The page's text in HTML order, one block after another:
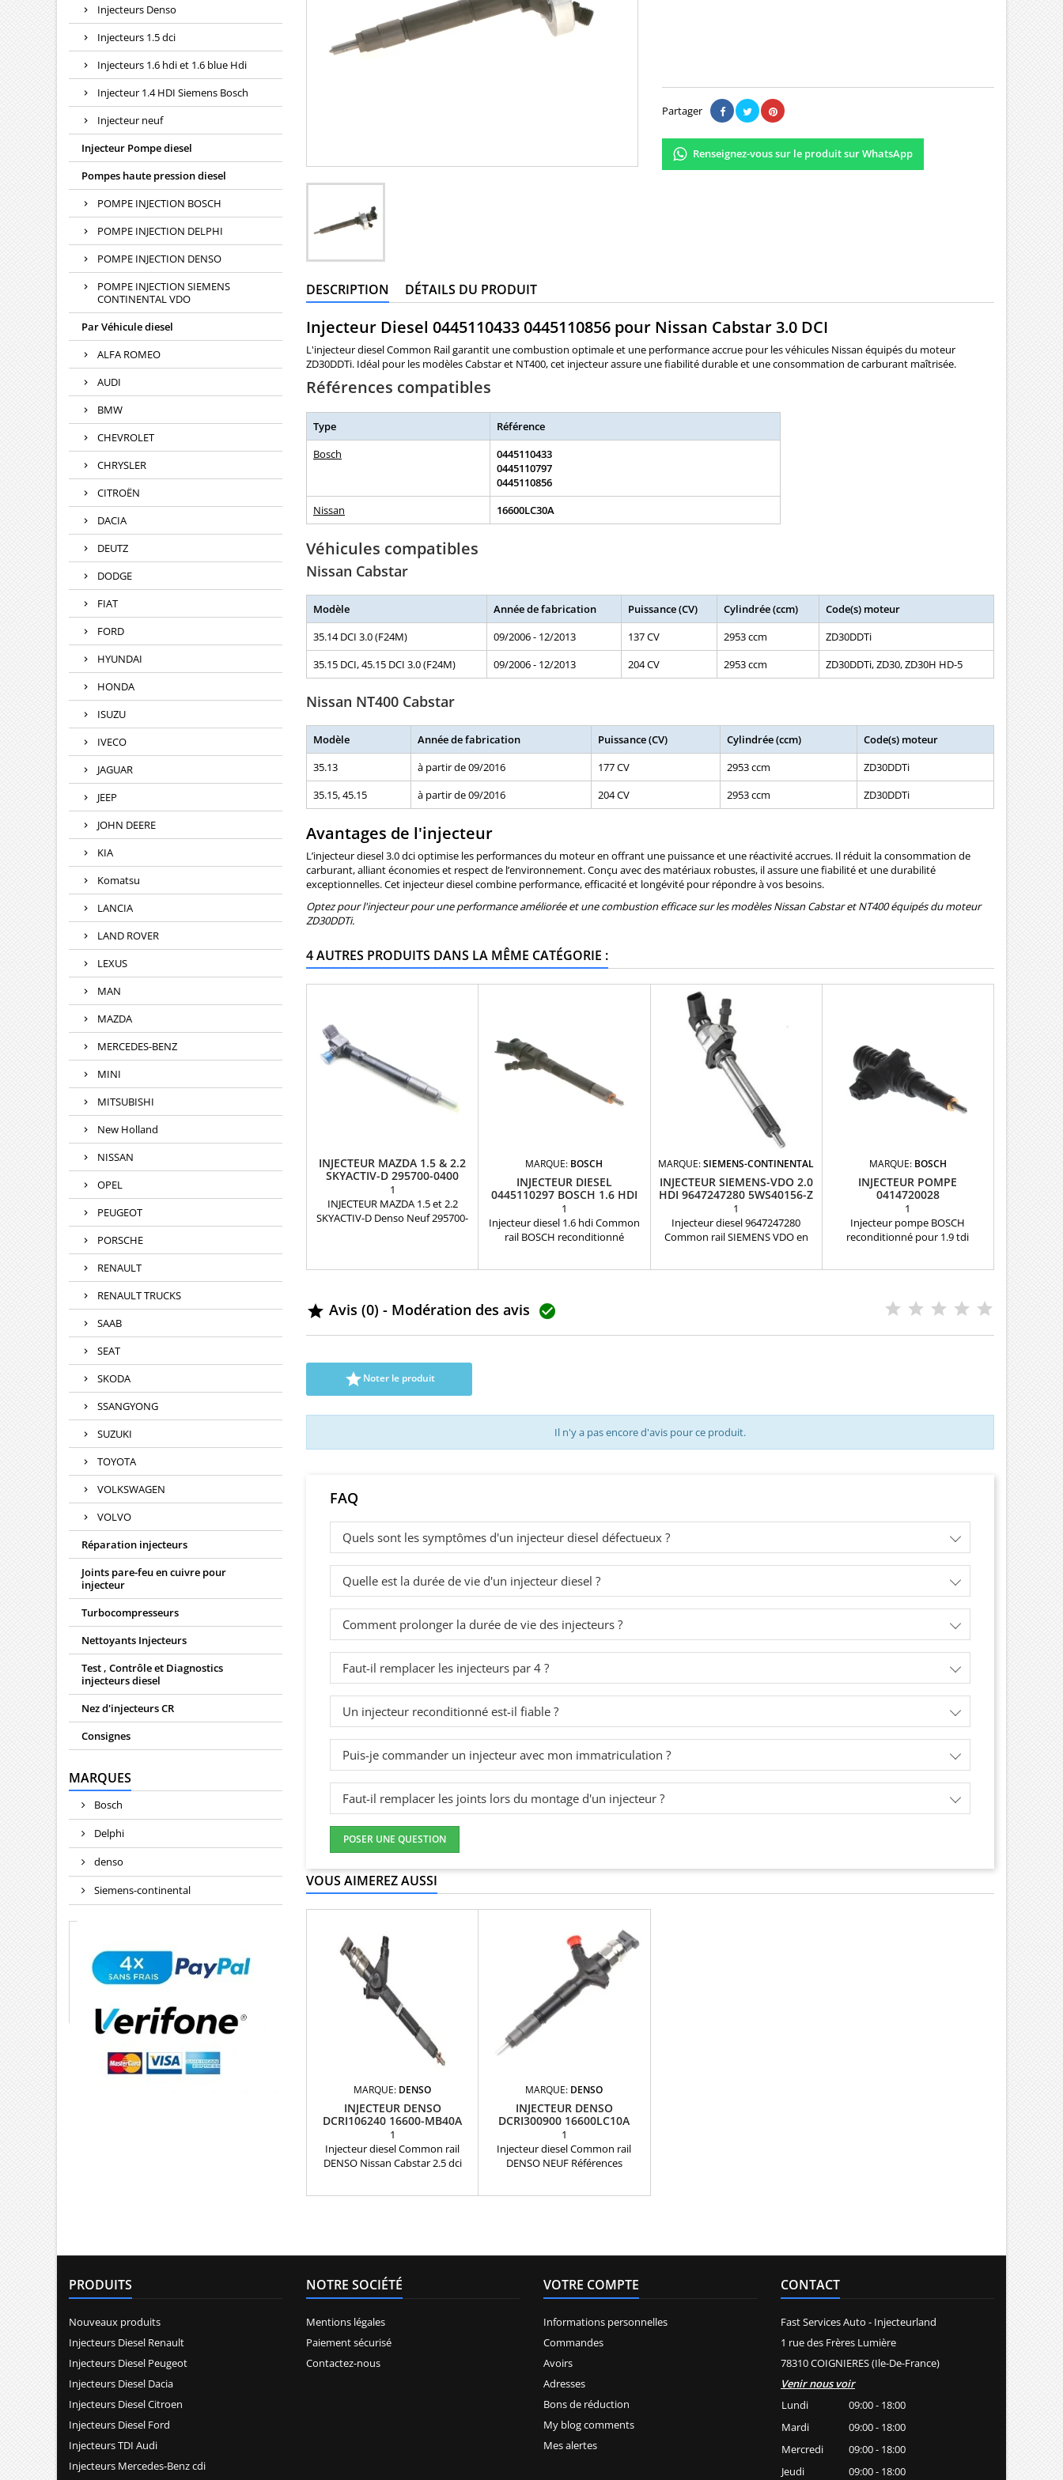
Injecteurs Denso
Injecteurs 1.5 dci
Injecteurs 1.6 hdi et 1.6 blue Hdi
Injecteur 1.4 HDI Siemens Bosch
Injecteur neuf
Injecteur Pompe diesel
Pompes haute pression diesel
POMPE INJECTION BOSCH
POMPE INJECTION DELPHI
POMPE INJECTION DENSO
POMPE INJECTION SIEMENS
CONTINENTAL VDO
Par Véhicule diesel
ALFA ROMEO
AUDI
BMW
CHEVROLET
CHRYSLER
CITROËN
DACIA
DEUTZ
DODGE
FIAT
FORD
HYUNDAI
HONDA
ISUZU
IVECO
JAGUAR
JEEP
JOHN DEERE
KIA
Komatsu
LANCIA
LAND ROVER
LEXUS
MAN
MAZDA
MERCEDES-BENZ
MINI
MITSUBISHI
New Holland
NISSAN
OPEL
PEUGEOT
PORSCHE
RENAULT
RENAULT TRUCKS
SAAB
SEAT
SKODA
SSANGYONG
SUZUKI
TOYOTA
VOLKSWAGEN
VOLVO
Réparation injecteurs
Joints pare-feu en cuivre pour
injecteur
Turbocompresseurs
Nettoyants Injecteurs
Test , Contrôle et Diagnostics
injecteurs diesel
Nez d'injecteurs CR
Consignes
MARQUES
Bosch
Delphi
denso
Siemens-continental
Partager
Renseignez-vous sur le produit sur WhatsApp
DESCRIPTION DÉTAILS DU PRODUIT
Injecteur Diesel 0445110433 0445110856 pour Nissan Cabstar 3.0 DCI
L'injecteur diesel Common Rail garantit une combustion optimale et une performance accrue pour les véhicules Nissan équipés du moteur
ZD30DDTi. Idéal pour les modèles Cabstar et NT400, cet injecteur assure une fiabilité durable et une consommation de carburant maîtrisée.
Références compatibles
Type
Référence
Bosch
0445110433
0445110797
0445110856
Nissan
16600LC30A
Véhicules compatibles
Nissan Cabstar
Modèle Année de fabrication Puissance (CV) Cylindrée (ccm)
Code(s) moteur
35.14 DCI 3.0 (F24M)
09/2006 - 12/2013 137 CV 2953 ccm
ZD30DDTi
35.15 DCI, 45.15 DCI 3.0 (F24M)
09/2006 - 12/2013 204 CV 2953 ccm ZD30DDTi, ZD30, ZD30H HD-5
Nissan NT400 Cabstar
Modèle Année de fabrication Puissance (CV) Cylindrée (ccm)
Code(s) moteur
35.13
à partir de 09/2016 177 CV 2953 ccm
ZD30DDTi
35.15, 45.15
à partir de 09/2016 204 CV 2953 ccm ZD30DDTi
Avantages de l'injecteur
L’injecteur diesel 3.0 dci optimise les performances du moteur en offrant une puissance et une réactivité accrues. Il réduit la consommation de
carburant, alliant économies et respect de l’environnement. Conçu avec des matériaux robustes, il assure une fiabilité et une durabilité
exceptionnelles. Cet injecteur diesel combine performance, efficacité et longévité pour répondre à vos besoins.
Optez pour l'injecteur pour une performance améliorée et une combustion efficace sur les modèles Nissan Cabstar et NT400 équipés du moteur
ZD30DDTi.
4 AUTRES PRODUITS DANS LA MÊME CATÉGORIE :
INJECTEUR MAZDA 1.5 & 2.2
SKYACTIV-D 295700-0400
S55013H50 NEUF
1
INJECTEUR MAZDA 1.5 et 2.2
SKYACTIV-D Denso Neuf 295700-
Pièce d'origine Garantie 12 mois
MARQUE: BOSCH
INJECTEUR DIESEL
0445110297 BOSCH 1.6 HDI
1
Injecteur diesel 1.6 hdi Common
rail BOSCH reconditionné
1980K9 , 1980CV , 1980K7 ,
1980CW , 96592405 , 96592405 ,
965240580 , 1609849880 Pour
MARQUE:SIEMENS-CONTINENTAL
INJECTEUR SIEMENS-VDO 2.0
HDI 9647247280 5WS40156-Z
1
Injecteur diesel 9647247280
Common rail SIEMENS VDO en
2.0TDCi , Volvo 2.0D Pièce
MARQUE: BOSCH
INJECTEUR POMPE
0414720028
1
Injecteur pompe BOSCH
reconditionné pour 1.9 tdi
0986441557 , 038130073AA ,
038130073G , 038130079B ,
 Avis (0) - Modération des avis 
Noter le produit
Il n'y a pas encore d'avis pour ce produit.
FAQ
Quels sont les symptômes d'un injecteur diesel défectueux ?
Quelle est la durée de vie d'un injecteur diesel ?
Comment prolonger la durée de vie des injecteurs ?
Faut-il remplacer les injecteurs par 4 ?
Un injecteur reconditionné est-il fiable ?
Puis-je commander un injecteur avec mon immatriculation ?
Faut-il remplacer les joints lors du montage d'un injecteur ?
POSER UNE QUESTION
VOUS AIMEREZ AUSSI
MARQUE: DENSO
INJECTEUR DENSO
DCRI106240 16600-MB40A
NISSAN 2.5 DCI
1
Injecteur diesel Common rail
DENSO Nissan Cabstar 2.5 dci
16600MB40A , 16600MB40B ,
7485130684 Pour motorisation
garantie 12 mois
MARQUE: DENSO
INJECTEUR DENSO
DCRI300900 16600LC10A
295050-0900 NEUF
1
Injecteur diesel Common rail
DENSO NEUF Références
PRODUITS
Nouveaux produits
Injecteurs Diesel Renault
Injecteurs Diesel Peugeot
Injecteurs Diesel Dacia
Injecteurs Diesel Citroen
Injecteurs Diesel Ford
Injecteurs TDI Audi
Injecteurs Mercedes-Benz cdi
NOTRE SOCIÉTÉ
Mentions légales
Paiement sécurisé
Contactez-nous
VOTRE COMPTE
Informations personnelles
Commandes
Avoirs
Adresses
Bons de réduction
My blog comments
Mes alertes
CONTACT
Fast Services Auto - Injecteurland
1 rue des Frères Lumière
78310 COIGNIERES (Ile-De-France)
Venir nous voir
Lundi
09:00 - 18:00
Mardi
09:00 - 18:00
Mercredi
09:00 - 18:00
Jeudi
09:00 - 18:00